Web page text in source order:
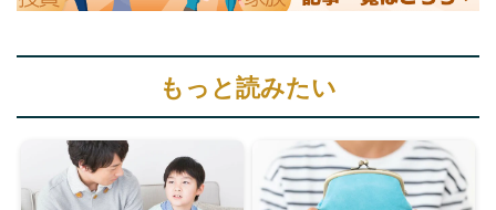
もっと読みたい